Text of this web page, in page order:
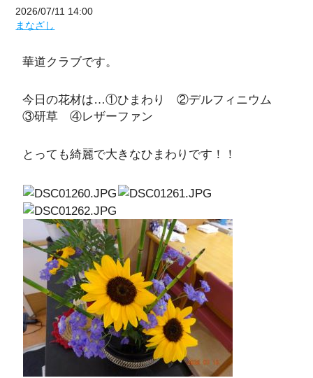
2026/07/11 14:00
まなざし
華道クラブです。
今日の花材は…①ひまわり ②デルフィニウム
③研草 ④レザーファン
とっても綺麗で大きなひまわりです！！